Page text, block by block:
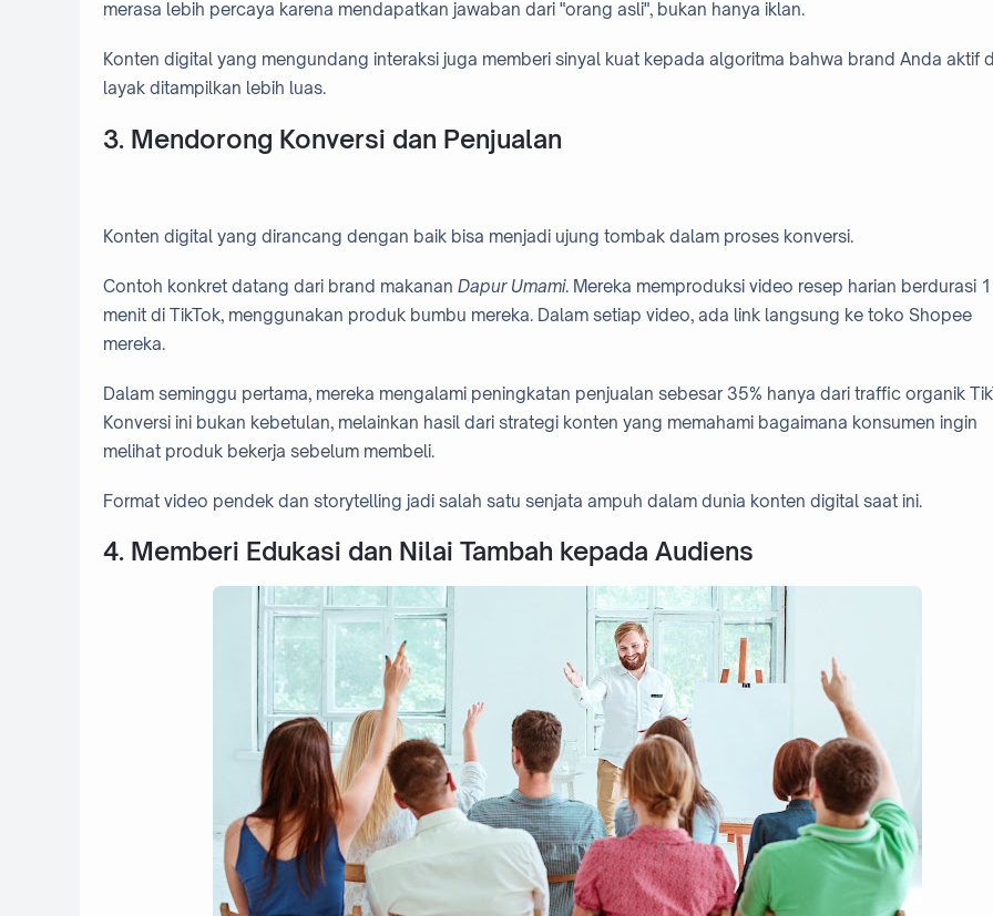
merasa lebih percaya karena mendapatkan jawaban dari "orang asli", bukan hanya iklan.
Konten digital yang mengundang interaksi juga memberi sinyal kuat kepada algoritma bahwa brand Anda aktif
layak ditampilkan lebih luas.
3. Mendorong Konversi dan Penjualan
Konten digital yang dirancang dengan baik bisa menjadi ujung tombak dalam proses konversi.
Contoh konkret datang dari brand makanan Dapur Umami. Mereka memproduksi video resep harian berdurasi 1
menit di TikTok, menggunakan produk bumbu mereka. Dalam setiap video, ada link langsung ke toko Shopee
mereka.
Dalam seminggu pertama, mereka mengalami peningkatan penjualan sebesar 35% hanya dari traffic organik
Konversi ini bukan kebetulan, melainkan hasil dari strategi konten yang memahami bagaimana konsumen ingin
melihat produk bekerja sebelum membeli.
Format video pendek dan storytelling jadi salah satu senjata ampuh dalam dunia konten digital saat ini.
4. Memberi Edukasi dan Nilai Tambah kepada Audiens